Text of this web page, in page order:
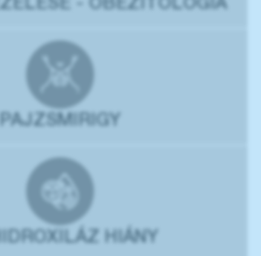
- OBEZITOLÓGIA
PAJZSMIRIGY
HIÁNY